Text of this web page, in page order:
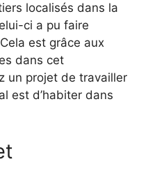
localisés dans la
ci a pu faire
Cela est grâce aux
dans cet
un projet de travailler
est d’habiter dans